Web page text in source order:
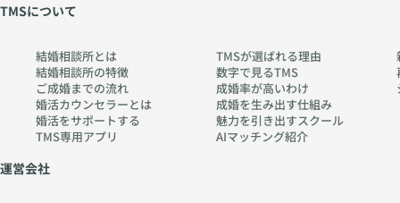
TMSについて
結婚相談所とは
結婚相談所の特徴
ご成婚までの流れ
婚活カウンセラーとは
婚活をサポートする
TMS専用アプリ
TMSが選ばれる理由
数字で見るTMS
成婚率が高いわけ
成婚を生み出す仕組み
魅力を引き出すスクール
AIマッチング紹介
運営会社